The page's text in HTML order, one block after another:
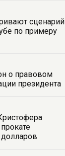
сценарий
по примеру
о правовом
президента